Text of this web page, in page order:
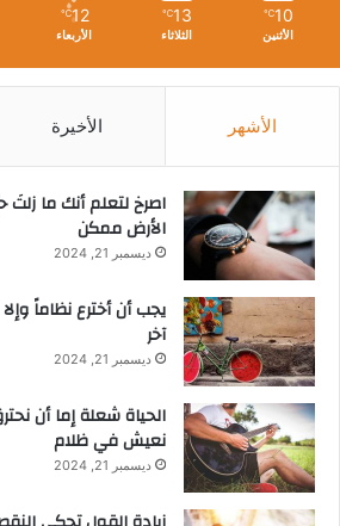
10
℃
الأثنين
13
℃
الثلاثاء
12
℃
الأربعاء
الأشهر الأخيرة
‫اصرخ لتعلم أنك ما زلتَ
الأرض ممكن
ديسمبر 21, 2024
يجب أن أخترع نظاماً
آخر
ديسمبر 21, 2024
الحياة شعلة إما أن
نعيش في ظلام
ديسمبر 21, 2024